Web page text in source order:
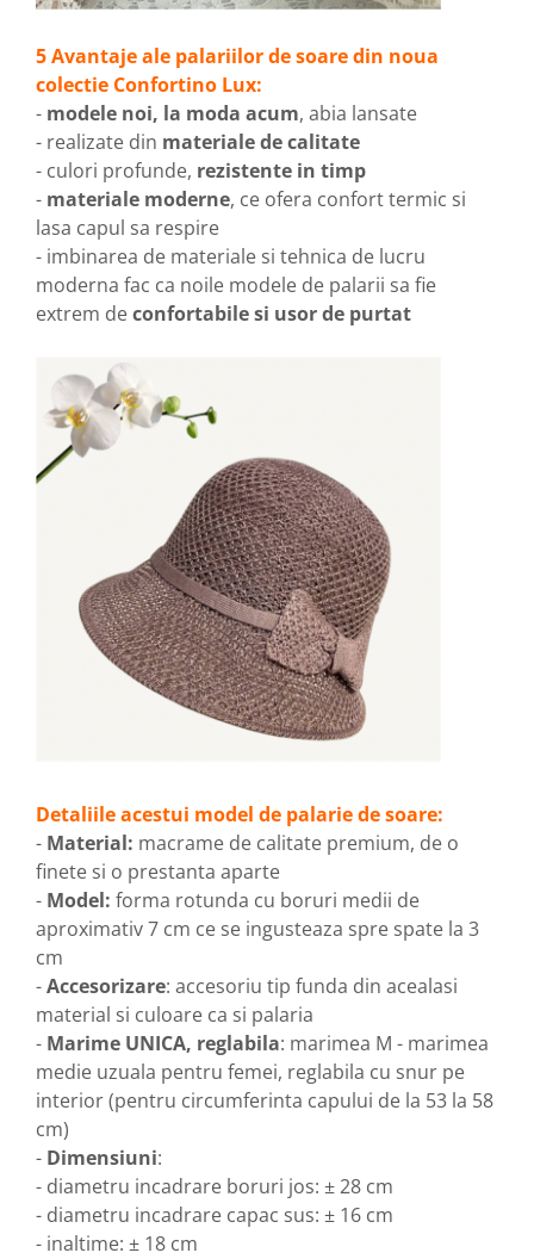
5 Avantaje ale palariilor de soare din noua
colectie Confortino Lux:
- modele noi, la moda acum, abia lansate
- realizate din materiale de calitate
- culori profunde, rezistente in timp
- materiale moderne, ce ofera confort termic si
lasa capul sa respire
- imbinarea de materiale si tehnica de lucru
moderna fac ca noile modele de palarii sa fie
extrem deconfortabile si usor de purtat
Detaliile acestui model de palarie de soare:
- Material: macrame de calitate premium, de o
finete si o prestanta aparte
- Model: forma rotunda cu boruri medii de
aproximativ 7 cm ce se ingusteaza spre spate la 3
cm
-Accesorizare: accesoriu tip funda din acealasi
material si culoare ca si palaria
- Marime UNICA, reglabila: marimea M - marimea
medie uzuala pentru femei, reglabila cu snur pe
interior (pentru circumferinta capului de la 53 la 58
cm)
- Dimensiuni:
- diametru incadrare boruri jos: ± 28 cm
- diametru incadrare capac sus: ± 16 cm
- inaltime: ± 18 cm